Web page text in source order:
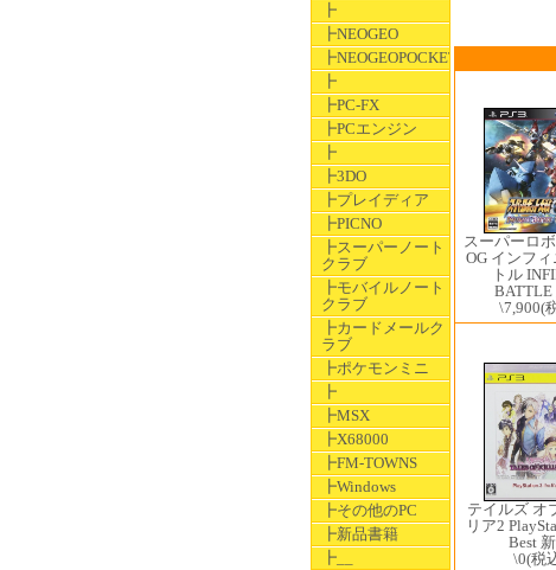
┣
┣NEOGEO
┣NEOGEOPOCKET
┣
┣PC-FX
┣PCエンジン
┣
┣3DO
┣プレイディア
┣PICNO
┣スーパーノート
クラブ
┣モバイルノート
クラブ
┣カードメールク
ラブ
┣ポケモンミニ
┣
┣MSX
┣X68000
┣FM-TOWNS
┣Windows
┣その他のPC
┣新品書籍
┣__
スーパーロ
OG インフ
トル
BATTLE
\7,900(
テイルズ オ
リア2
Best
\0(税